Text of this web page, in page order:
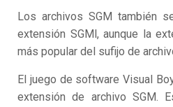
Los archivos SGM también
extensión SGMl, aunque la
más popular del sufijo de
El juego de software Visual
extensión de archivo SGM.